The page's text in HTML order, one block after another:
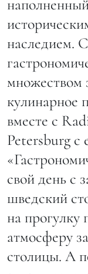
наследием.
множеством
кулинарное
вместе с
Petersburg с
свой день с
шведский
на прогулку
атмосферу
столицы. А